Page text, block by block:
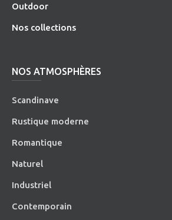
Outdoor
Nos collections
NOS ATMOSPHÈRES
Scandinave
Rustique moderne
Romantique
Naturel
Industriel
Contemporain